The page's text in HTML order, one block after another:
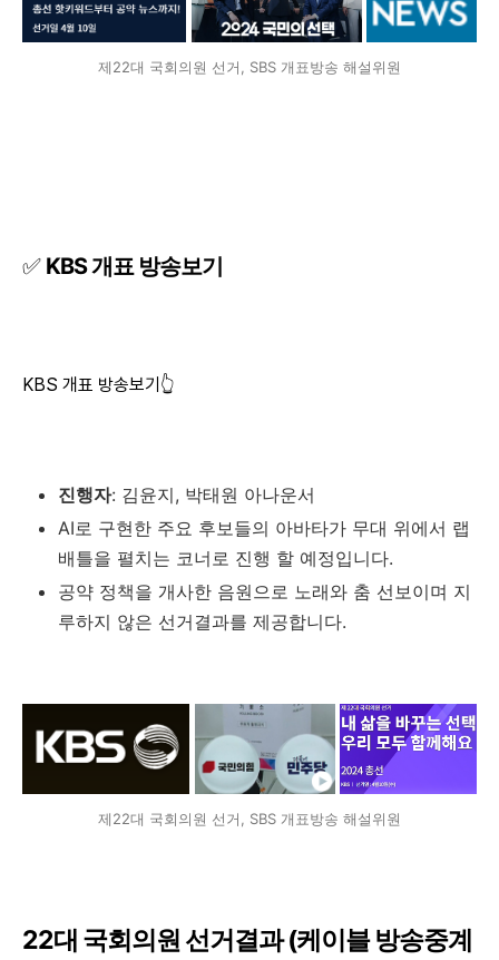
제22대 국회의원 선거, SBS 개표방송 해설위원
✅ KBS 개표 방송보기
KBS 개표 방송보기👆
진행자: 김윤지, 박태원 아나운서
AI로 구현한 주요 후보들의 아바타가 무대 위에서 랩
배틀을 펼치는 코너로 진행 할 예정입니다.
공약 정책을 개사한 음원으로 노래와 춤 선보이며 지
루하지 않은 선거결과를 제공합니다.
제22대 국회의원 선거, SBS 개표방송 해설위원
22대 국회의원 선거결과 (케이블 방송중계